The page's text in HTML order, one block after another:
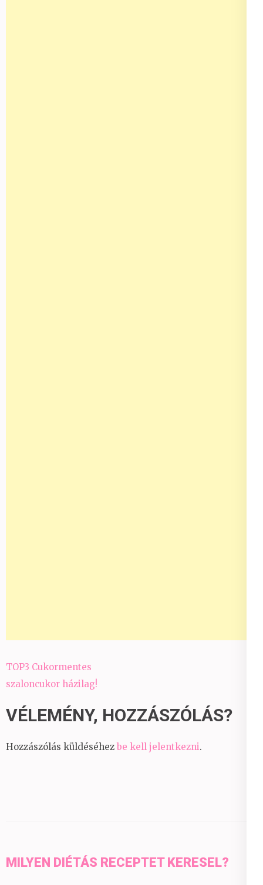
Bejegyzés
navigáció
TOP3 Cukormentes
szaloncukor házilag!
VÉLEMÉNY, HOZZÁSZÓLÁS?
Hozzászólás küldéséhez be kell jelentkezni.
MILYEN DIÉTÁS RECEPTET KERESEL?